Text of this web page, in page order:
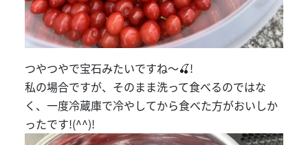
つやつやで宝石みたいですね～🍒!
私の場合ですが、そのまま洗って食べるのではな
く、一度冷蔵庫で冷やしてから食べた方がおいしか
ったです!(^^)!